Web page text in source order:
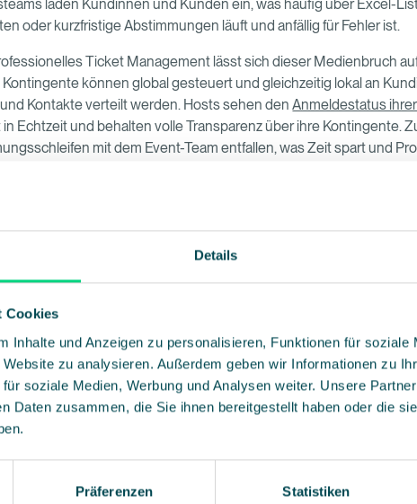
Details
Cookies
Inhalte und Anzeigen zu personalisieren, Funktionen für soziale
zu analysieren. Außerdem geben wir Informationen zu
soziale Medien, Werbung und Analysen weiter. Unsere
Daten zusammen, die Sie ihnen bereitgestellt haben oder die
Präferenzen Statistiken
laden Kundinnen und Kunden ein, was häufig über Excel-
oder kurzfristige Abstimmungen läuft und anfällig für Fehler ist.
Ticket Management lässt sich dieser Medienbruch
können global gesteuert und gleichzeitig lokal an
Kontakte verteilt werden. Hosts sehen denAnmeldestatus
in Echtzeit und behalten volle Transparenz über ihre Kontingente.
mit dem Event-Team entfallen, was Zeit spart und
Kundengespräch direkt auf die
Kundin oder ein spontaner Austausch mit einem Partner
Einladungidealerweise sofort erfolgen.
Ticket Management gelingt genau das. Gäste können
eingeladen werden und Buchungen, Gästezuweisungen
laufen vollständig digital und rollenbasiert ab.
wird so vom administrativen Aufwand zum aktiven Vertriebs-